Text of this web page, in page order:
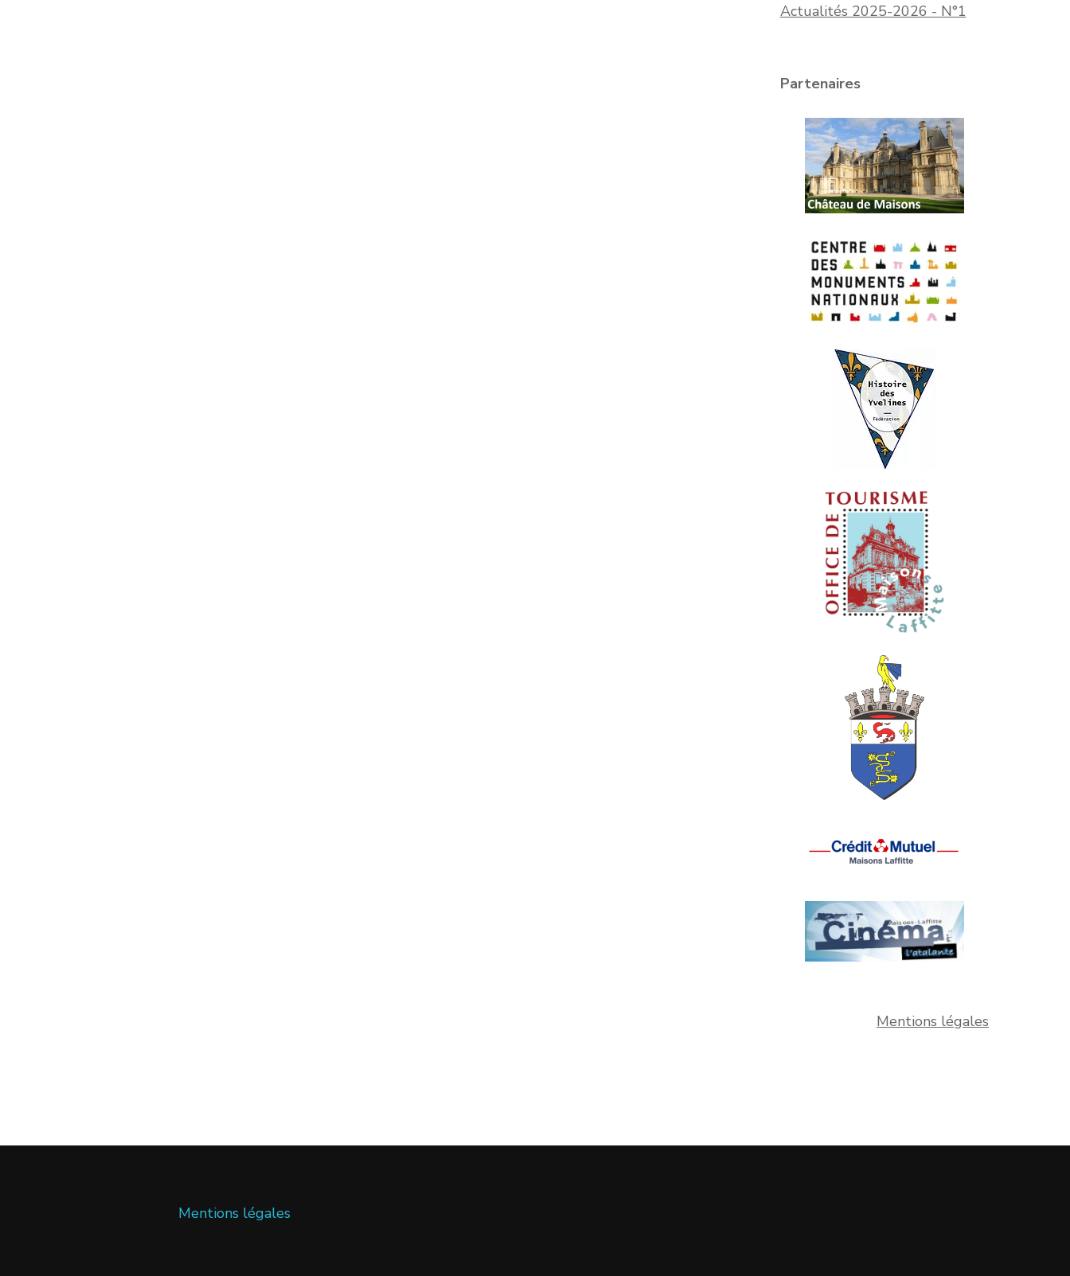
Actualités 2025-2026 - N°1
Partenaires
Mentions légales
Mentions légales